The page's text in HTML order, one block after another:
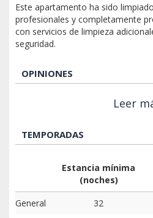
Este apartamento ha sido
profesionales y completamente
con servicios de limpieza
seguridad.
OPINIONES
Leer
TEMPORADAS
Estancia mínima
(noches)
General
32